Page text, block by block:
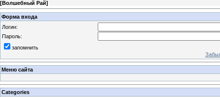
[Волшебный Рай]
Форма входа
Логин:
Пароль:
запомнить
Меню сайта
Categories